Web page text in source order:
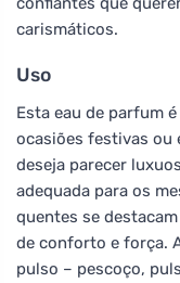
carismáticos.
Uso
Esta eau de parfum
ocasiões festivas ou
deseja parecer
adequada para os
quentes se
de conforto e força.
pulso – pescoço,